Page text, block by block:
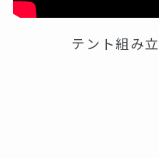
テント組み